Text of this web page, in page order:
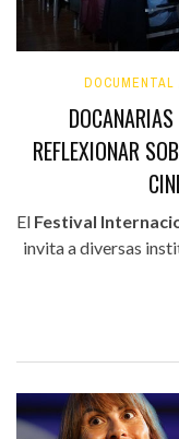
DOCUMENTAL
REFLEXIONAR
El Festival
invita a diversas